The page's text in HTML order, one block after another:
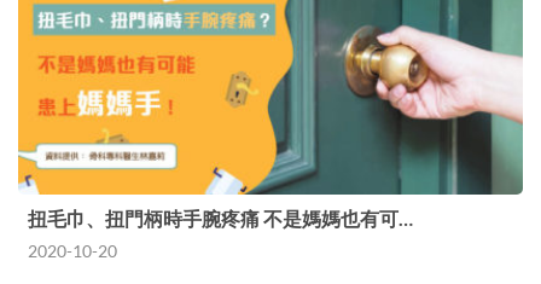
扭毛巾、扭門柄時手腕疼痛 不是媽媽也有可…
2020-10-20